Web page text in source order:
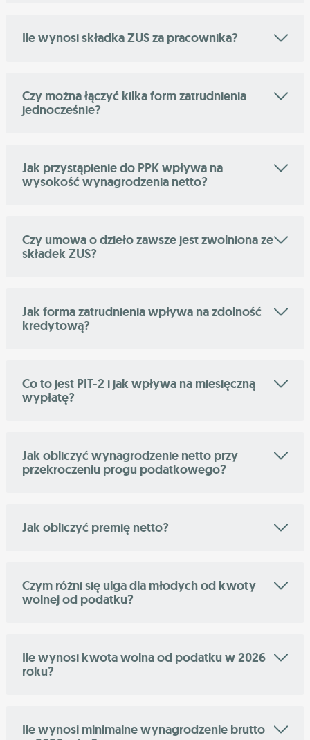
Ile wynosi składka ZUS za pracownika?
Czy można łączyć kilka form zatrudnienia
jednocześnie?
Jak przystąpienie do PPK wpływa na
wysokość wynagrodzenia netto?
Czy umowa o dzieło zawsze jest zwolniona ze
składek ZUS?
Jak forma zatrudnienia wpływa na zdolność
kredytową?
Co to jest PIT-2 i jak wpływa na miesięczną
wypłatę?
Jak obliczyć wynagrodzenie netto przy
przekroczeniu progu podatkowego?
Jak obliczyć premię netto?
Czym różni się ulga dla młodych od kwoty
wolnej od podatku?
Ile wynosi kwota wolna od podatku w 2026
roku?
Ile wynosi minimalne wynagrodzenie brutto